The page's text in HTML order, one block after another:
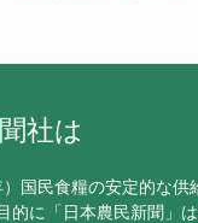
社は
国民食糧の安定的な供
的に「日本農民新聞」